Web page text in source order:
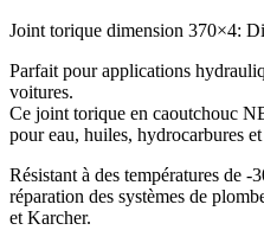
Joint torique dimension 370×4:
Parfait pour applications
voitures.
Ce joint torique en caoutchouc
pour eau, huiles, hydrocarbures et
Résistant à des températures de
réparation des systèmes de
et Karcher.